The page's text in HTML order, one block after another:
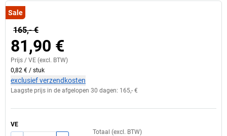
Sale
165,- €
81,90 €
Prijs / VE (excl. BTW)
0,82 € / stuk
exclusief verzendkosten
Laagste prijs in de afgelopen 30 dagen: 165,- €
VE
Totaal (excl. BTW)